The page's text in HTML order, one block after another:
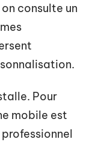
consulte un
Pour
mobile est